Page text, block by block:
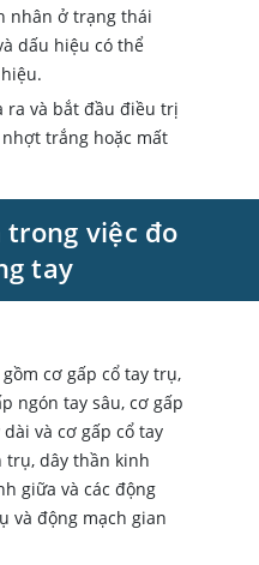
nhân ở trạng thái
dấu hiệu có thể
ra và bắt đầu điều trị
trắng hoặc mất
việc đo
tay
cơ gấp cổ tay trụ,
ngón tay sâu, cơ gấp
và cơ gấp cổ tay
trụ, dây thần kinh
giữa và các động
và động mạch gian